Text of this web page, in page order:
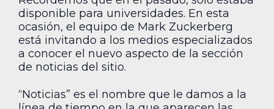
disponible para universidades. En esta
ocasión, el equipo de Mark Zuckerberg
está invitando a los medios especializados
a conocer el nuevo aspecto de la sección
de noticias del sitio.
“Noticias” es el nombre que le damos a la